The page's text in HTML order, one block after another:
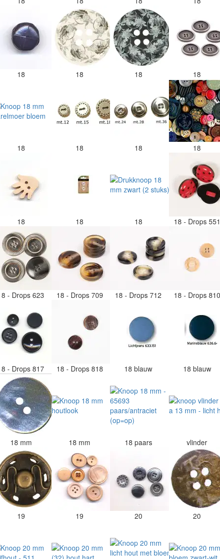
18 18 18 18
18 18 18 18
18 18 18 18 - Drops
- Drops 623 18 - Drops 709 18 - Drops 712 18 - Drops
- Drops 817 18 - Drops 818 18 blauw 18 blauw
18 mm 18 mm 18 paars vlinder
19 19 20 20